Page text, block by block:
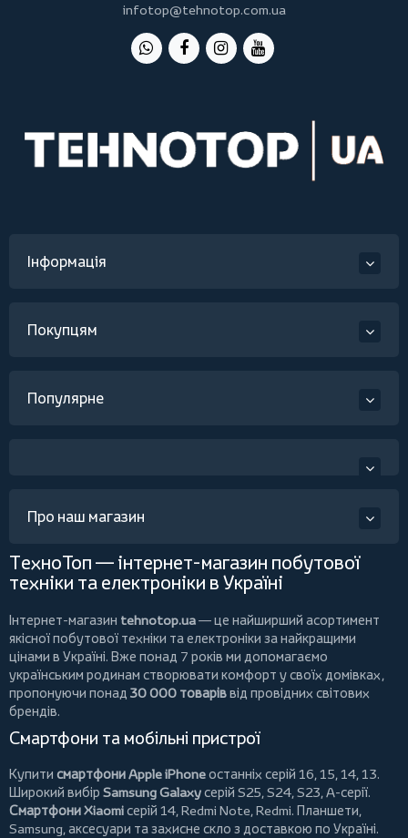
infotop@tehnotop.com.ua
Інформація
Покупцям
Популярне
Про наш магазин
ТехноТоп — інтернет-магазин побутової
техніки та електроніки в Україні
Інтернет-магазин tehnotop.ua— це найширший асортимент
якісної побутової техніки та електроніки за найкращими
цінами в Україні. Вже понад 7 років ми допомагаємо
українським родинам створювати комфорт у своїх домівках,
пропонуючи понад 30 000 товаріввід провідних світових
брендів.
Смартфони та мобільні пристрої
Купити смартфони Apple iPhoneостанніх серій 16, 15, 14, 13.
Широкий вибір Samsung Galaxyсерій S25, S24, S23, A-серії.
Смартфони Xiaomiсерій 14, Redmi Note, Redmi. Планшети,
Samsung, аксесуари тазахисне скло з доставкою по Україні.